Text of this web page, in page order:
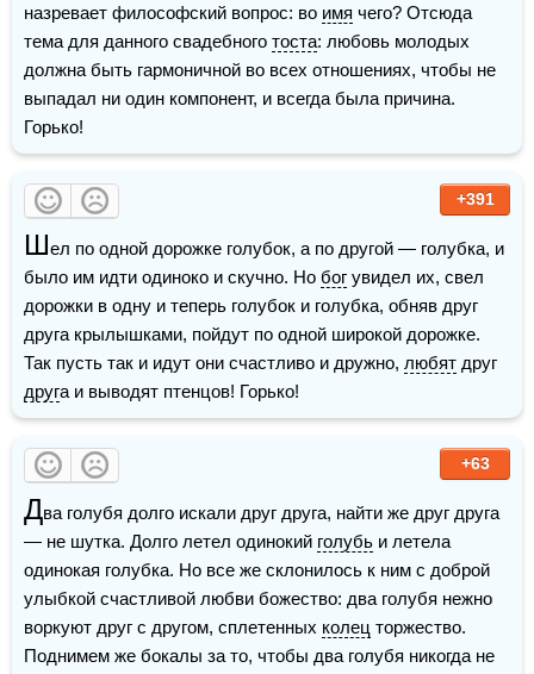
назревает философский вопрос: во имя чего? Отсюда
тема для данного свадебного тоста: любовь молодых
должна быть гармоничной во всех отношениях, чтобы не
выпадал ни один компонент, и всегда была причина.
Горько!
+391
Шел по одной дорожке голубок, а по другой — голубка, и
было им идти одиноко и скучно. Но бог увидел их, свел
дорожки в одну и теперь голубок и голубка, обняв друг
друга крылышками, пойдут по одной широкой дорожке.
Так пусть так и идут они счастливо и дружно, любят
друга и выводят птенцов! Горько!
+63
Два голубя долго искали друг друга, найти же друг друга
— не шутка. Долго летел одинокий голубь и летела
одинокая голубка. Но все же склонилось к ним с доброй
улыбкой счастливой любви божество: два голубя нежно
воркуют друг с другом, сплетенных колец торжество.
Поднимем же бокалы за то, чтобы два голубя никогда не